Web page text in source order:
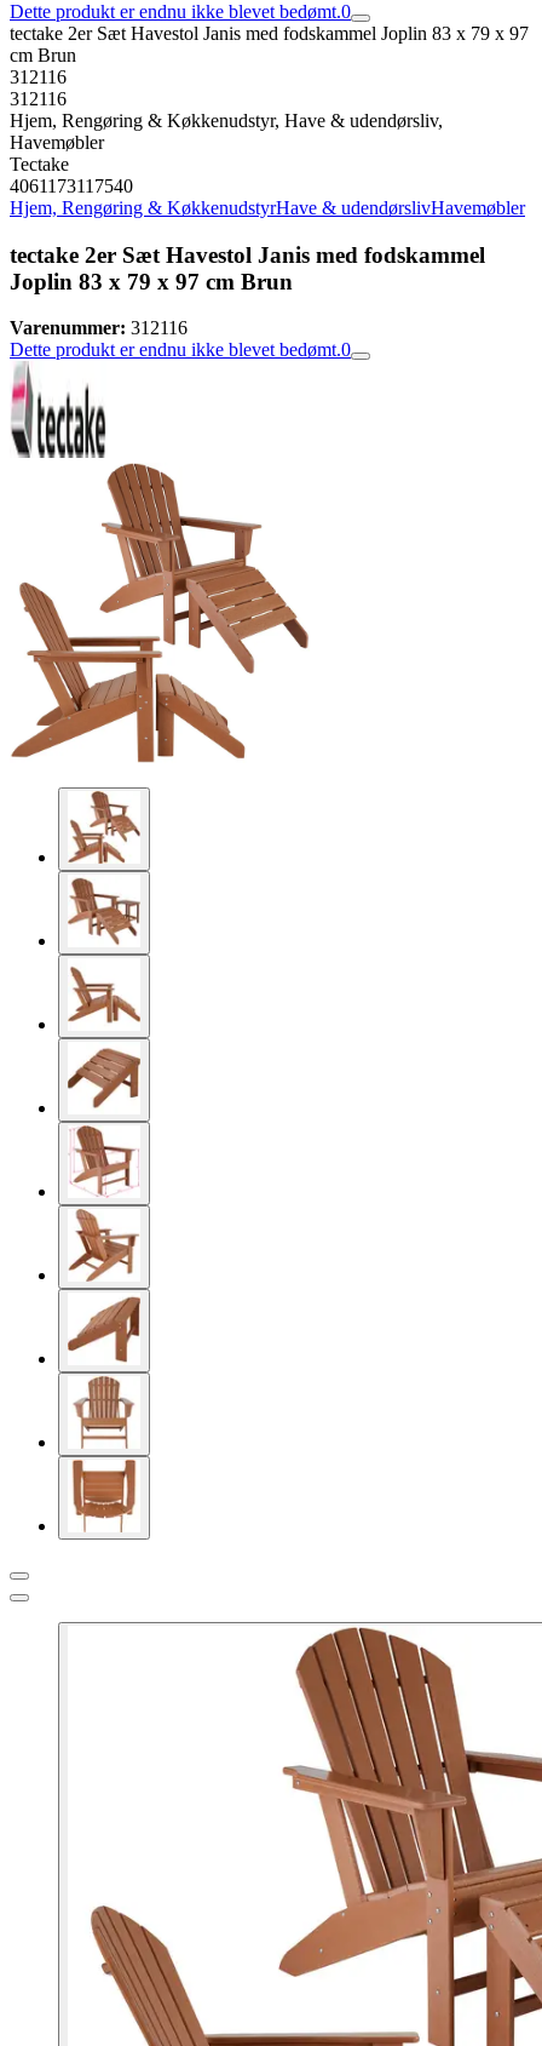
Dette produkt er endnu ikke blevet bedømt.0
tectake 2er Sæt Havestol Janis med fodskammel Joplin 83 x 79 x 97
cm Brun
312116
312116
Hjem, Rengøring & Køkkenudstyr, Have & udendørsliv,
Havemøbler
Tectake
4061173117540
Hjem, Rengøring & KøkkenudstyrHave & udendørslivHavemøbler
tectake 2er Sæt Havestol Janis med fodskammel
Joplin 83 x 79 x 97 cm Brun
Varenummer: 312116
Dette produkt er endnu ikke blevet bedømt.0